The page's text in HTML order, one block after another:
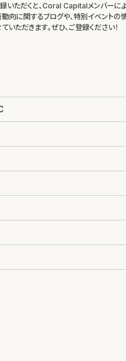
いただくと、Coral Capitalメンバーに
向に関するブログや、特別イベントの
いただきます。ぜひ、ご登録ください！